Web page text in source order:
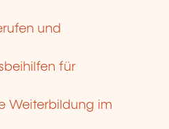
und
für
Weiterbildung im